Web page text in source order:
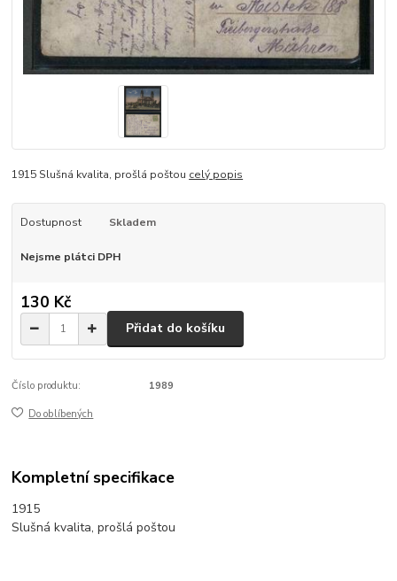
1915 Slušná kvalita, prošlá poštou celý popis
Dostupnost Skladem
Nejsme plátci DPH
130 Kč
Přidat do košíku
Číslo produktu: 1989
Do oblíbených
Kompletní specifikace
1915
Slušná kvalita, prošlá poštou